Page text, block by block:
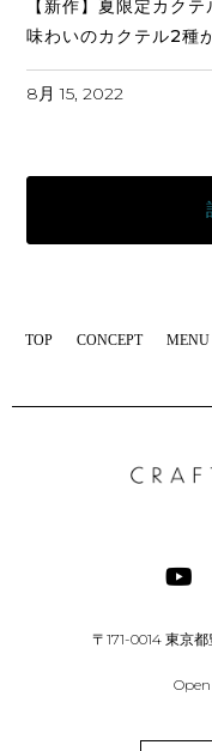
【新作】夏限定カク
味わいのカクテル2種
8月 15, 2022
TOP CONCEPT MENU
〒171-0014 東京
Open